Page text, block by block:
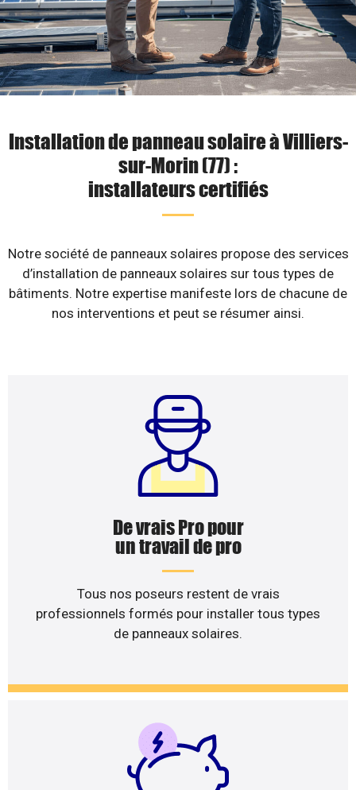
Installation de panneau solaire à Villiers-
sur-Morin (77) :
installateurs certifiés
Notre société de panneaux solaires propose des services
d’installation de panneaux solaires sur tous types de
bâtiments. Notre expertise manifeste lors de chacune de
nos interventions et peut se résumer ainsi.
De vrais Pro pour
un travail de pro
Tous nos poseurs restent de vrais
professionnels formés pour installer tous types
de panneaux solaires.